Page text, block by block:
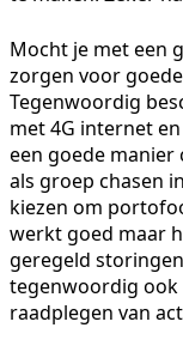
Mocht je met een
zorgen voor
Tegenwoordig
met 4G internet
een goede manier
als groep chasen
kiezen om
werkt goed maar
geregeld
tegenwoordig
raadplegen van